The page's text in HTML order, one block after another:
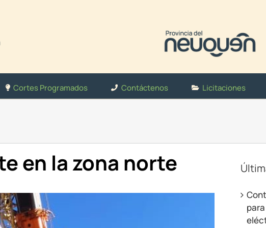
Cortes Programados Contáctenos Licitaciones
en la zona norte